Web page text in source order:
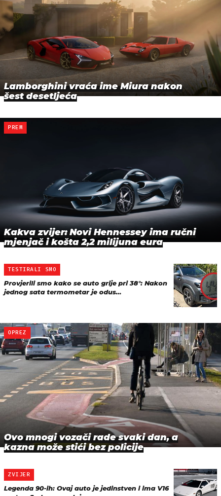
Lamborghini vraća ime Miura nakon
šest desetljeća
PREM
Kakva zvijer: Novi Hennessey ima ručni
mjenjač i košta 2,2 milijuna eura
TESTIRALI SMO
Provjerili smo kako se auto grije pri 38°: Nakon
jednog sata termometar je odus…
OPREZ
Ovo mnogi vozači rade svaki dan, a
kazna može stići bez policije
ZVIJER
Legenda 90-ih: Ovaj auto je jedinstven i ima V16